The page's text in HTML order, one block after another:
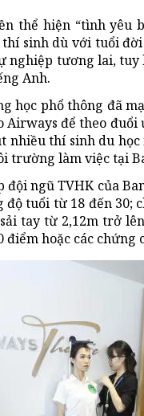
thể hiện “tình yêu
sinh dù với tuổi
nghiệp tương lai,
Anh.
học phổ thông đã
Airways để theo
nhiều thí sinh du
trường làm việc tại
ngũ TVHK của
tuổi từ 18 đến 30;
tay từ 2,12m trở
điểm hoặc các